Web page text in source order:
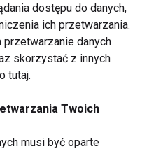
oczami. Jak
apetyt?
dostępu do danych,
ich przetwarzania.
danych
skorzystać z innych
tutaj.
Twoich
musi być oparte